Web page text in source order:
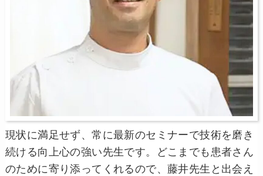
現状に満足せず、常に最新のセミナーで技術を磨き
続ける向上心の強い先生です。どこまでも患者さん
のために寄り添ってくれるので、藤井先生と出会え